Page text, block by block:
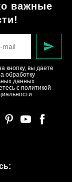
важные
кнопку, вы даете
обработку
данных
c политикой